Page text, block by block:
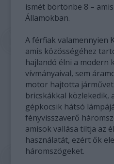
ismét börtönbe 8 –
Államokban.
A férfiak valamennyien
amis közösségéhez
hajlandó élni a modern
vívmányaival, sem
motor hajtotta
bricskákkal közlekedik,
gépkocsik hátsó
fényvisszaverő
amisok vallása tiltja az
használatát, ezért ők
háromszögeket.